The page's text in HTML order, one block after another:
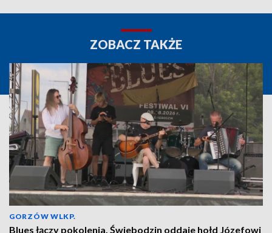
ZOBACZ TAKŻE
GORZÓW WLKP.
Blues łączy pokolenia. Świebodzin oddaje hołd Józefowi